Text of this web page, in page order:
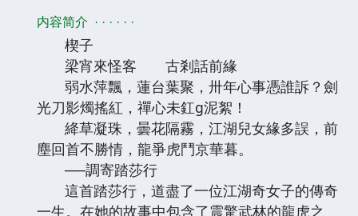
内容简介 · · · · · ·
楔子
梁宵來怪客 古剎話前緣
弱水萍飄，蓮台葉聚，卅年心事憑誰訴？劍
光刀影燭搖紅，禪心未釭g泥絮！
絳草凝珠，曇花隔霧，江湖兒女緣多誤，前
塵回首不勝情，龍爭虎鬥京華暮。
──調寄踏莎行
這首踏莎行，道盡了一位江湖奇女子的傳奇
一生。在她的故事中包含了震驚武林的龍虎之